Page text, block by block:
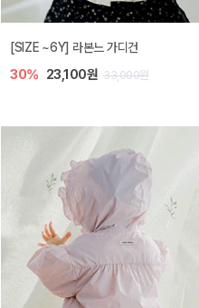
[SIZE ~6Y] 라본느 가디건
30% 23,100원 33,000원